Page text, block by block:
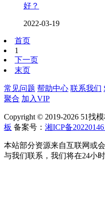
好？
2022-03-19
首页
1
下一页
末页
常见问题 帮助中心 联系我们
聚合 加入VIP
Copyright © 2019-2026 51找
板 备案号： 湘ICP备
本站部分资源来自互联网或
与我们联系，我们将在24小